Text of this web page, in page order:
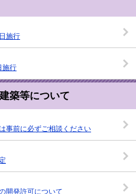
施行
施行
築等について
事前に必ずご相談ください
開発許可について